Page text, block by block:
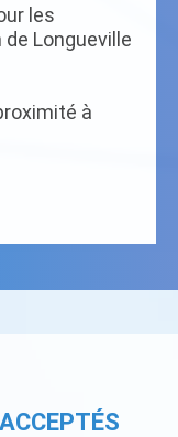
les
Longueville
à